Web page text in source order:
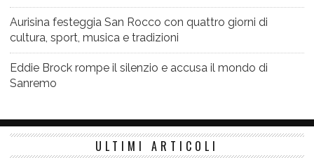
Aurisina festeggia San Rocco con quattro giorni di
cultura, sport, musica e tradizioni
Eddie Brock rompe il silenzio e accusa il mondo di
Sanremo
ULTIMI ARTICOLI